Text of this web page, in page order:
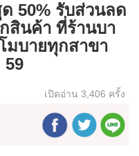
50% รับส่วนลด
สินค้า ที่ร้านบา
มบายทุกสาขา
59
เปิดอ่าน 3,406 ครั้ง